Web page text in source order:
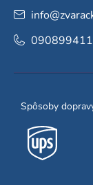
info@
Spôsoby